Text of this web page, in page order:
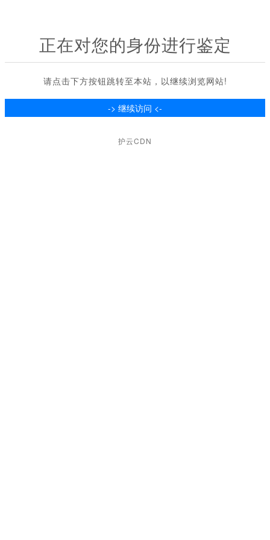
正在对您的身份进行鉴定
请点击下方按钮跳转至本站，以继续浏览网站!
护云CDN